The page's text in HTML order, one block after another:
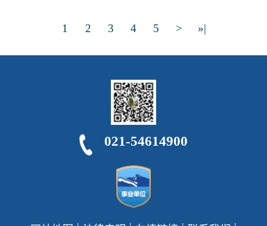
1 2 3 4 5 > »|
021-54614900